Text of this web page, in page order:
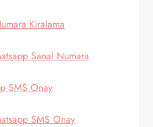
Kiralama
Sanal Numara
SMS Onay
SMS Onay